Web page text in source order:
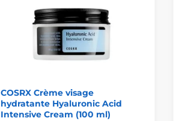
COSRX Crème visage
hydratante Hyaluronic Acid
Intensive Cream (100 ml)